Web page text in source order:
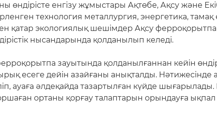
өндірісте енгізу жұмыстары Ақтөбе, Ақсу және
технология металлургия, энергетика,
қатар экологиялық шешімдер Ақсу
нысандарында қолданылып келеді.
зауытында қолданылғаннан кейін
есеге дейін азайғаны анықталды. Нәтижесінде
ауаға әлдеқайда тазартылған күйде
ортаны қорғау талаптарын орындауға ықпал